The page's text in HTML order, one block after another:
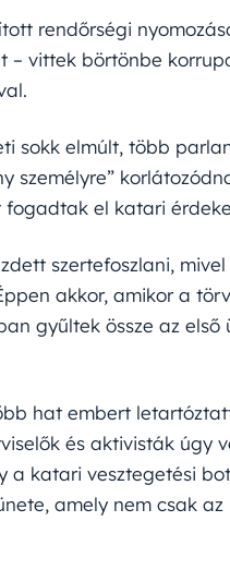
rendőrségi
– vittek börtönbe
sokk elmúlt, több
személyre”
el katari
szertefoszlani,
akkor, amikor a
gyűltek össze az
hat embert
és aktivisták úgy
a katari vesztegetési
amely nem csak